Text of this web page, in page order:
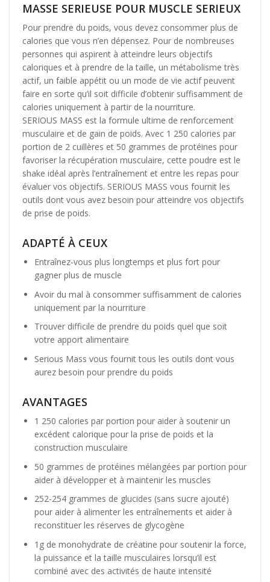
MASSE SERIEUSE POUR MUSCLE SERIEUX
Pour prendre du poids, vous devez consommer plus de
calories que vous n’en dépensez. Pour de nombreuses
personnes qui aspirent à atteindre leurs objectifs
caloriques et à prendre de la taille, un métabolisme très
actif, un faible appétit ou un mode de vie actif peuvent
faire en sorte qu’il soit difficile d’obtenir suffisamment de
calories uniquement à partir de la nourriture.
SERIOUS MASS est la formule ultime de renforcement
musculaire et de gain de poids. Avec 1 250 calories par
portion de 2 cuillères et 50 grammes de protéines pour
favoriser la récupération musculaire, cette poudre est le
shake idéal après l’entraînement et entre les repas pour
évaluer vos objectifs. SERIOUS MASS vous fournit les
outils dont vous avez besoin pour atteindre vos objectifs
de prise de poids.
ADAPTÉ À CEUX
Entraînez-vous plus longtemps et plus fort pour
gagner plus de muscle
Avoir du mal à consommer suffisamment de calories
uniquement par la nourriture
Trouver difficile de prendre du poids quel que soit
votre apport alimentaire
Serious Mass vous fournit tous les outils dont vous
aurez besoin pour prendre du poids
AVANTAGES
1 250 calories par portion pour aider à soutenir un
excédent calorique pour la prise de poids et la
construction musculaire
50 grammes de protéines mélangées par portion pour
aider à développer et à maintenir les muscles
252-254 grammes de glucides (sans sucre ajouté)
pour aider à alimenter les entraînements et aider à
reconstituer les réserves de glycogène
1g de monohydrate de créatine pour soutenir la force,
la puissance et la taille musculaires lorsqu’il est
combiné avec des activités de haute intensité